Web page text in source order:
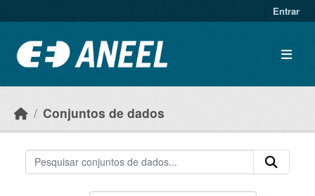
Entrar
Conjuntos de dados